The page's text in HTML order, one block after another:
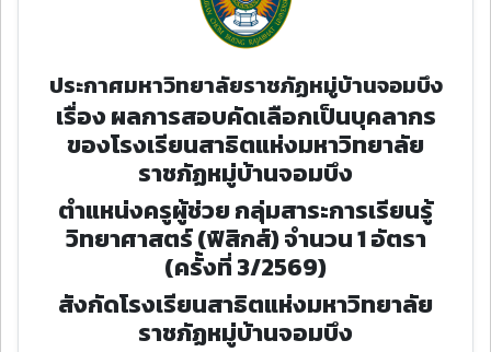
ประกาศมหาวิทยาลัยราชภัฏหมู่บ้านจอมบึง
เรื่อง ผลการสอบคัดเลือกเป็นบุคลากร
ของโรงเรียนสาธิตแห่งมหาวิทยาลัย
ราชภัฏหมู่บ้านจอมบึง
ตำแหน่งครูผู้ช่วย กลุ่มสาระการเรียนรู้
วิทยาศาสตร์ (ฟิสิกส์) จำนวน 1 อัตรา
(ครั้งที่ 3/2569)
สังกัดโรงเรียนสาธิตแห่งมหาวิทยาลัย
ราชภัฏหมู่บ้านจอมบึง